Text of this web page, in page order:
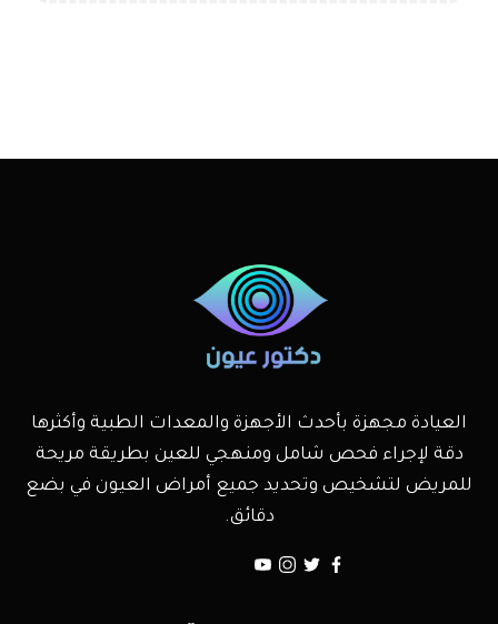
العيادة مجهزة بأحدث الأجهزة والمعدات الطبية وأكثرها
دقة لإجراء فحص شامل ومنهجي للعين بطريقة مريحة
للمريض لتشخيص وتحديد جميع أمراض العيون في بضع
دقائق.